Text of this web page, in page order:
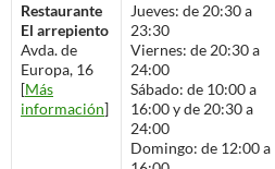
Restaurante
El arrepiento
Avda. de
Europa, 16
[Más
información]
Jueves: de 20:30 a
23:30
Viernes: de 20:30 a
24:00
Sábado: de 10:00 a
16:00 y de 20:30 a
24:00
Domingo: de 12:00 a